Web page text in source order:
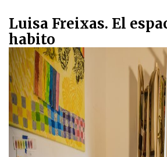
Luisa Freixas. El
habito